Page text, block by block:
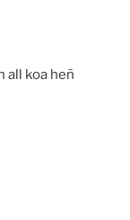
all koa heñ